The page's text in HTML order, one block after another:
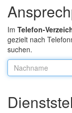
Im Telefon-
gezielt nach
suchen.
Nachname: